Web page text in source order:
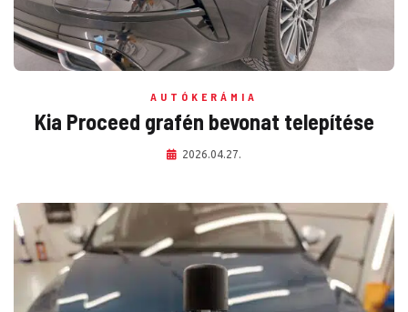
AUTÓKERÁMIA
Kia Proceed grafén bevonat telepítése
2026.04.27.